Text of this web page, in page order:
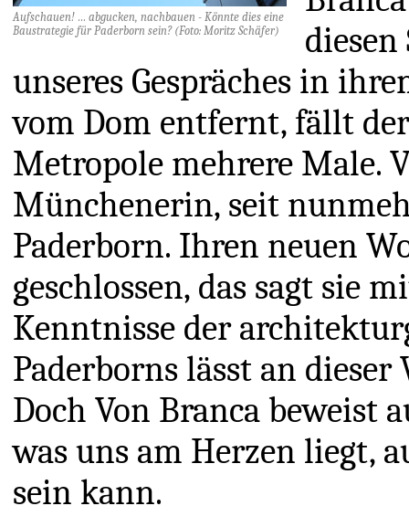
Aufschauen! … abgucken, nachbauen - Könnte dies eine
Baustrategie für Paderborn sein? (Foto: Moritz Schäfer)
unseres Gespräches in
vom Dom entfernt, fällt
Metropole mehrere Male.
Münchenerin, seit
Paderborn. Ihren neuen
geschlossen, das sagt sie
Kenntnisse der
Paderborns lässt an
Doch Von Branca beweist
was uns am Herzen liegt,
sein kann.